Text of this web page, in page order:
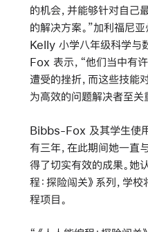
的机会，并能够针对自己
的解决方案。”加利福尼
Kelly 小学八年级科学
Fox 表示，“他们当中有
遭受的挫折，而这些技能
为高效的问题解决者至关
Bibbs-Fox 及其学生使
有三年，在此期间她一直
得了切实有效的成果。她
程：探险闯关》系列，学
程项目。